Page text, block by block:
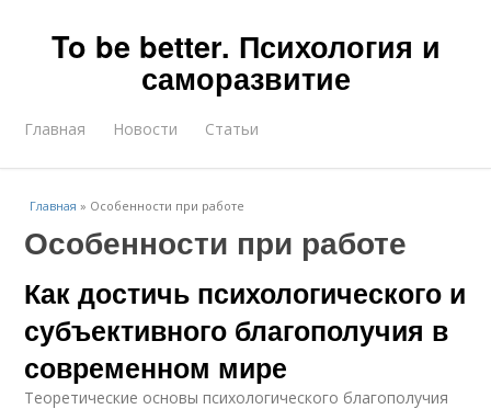
To be better. Психология и
саморазвитие
Главная Новости Статьи
Главная » Особенности при работе
Особенности при работе
Как достичь психологического и
субъективного благополучия в
современном мире
Теоретические основы психологического благополучия